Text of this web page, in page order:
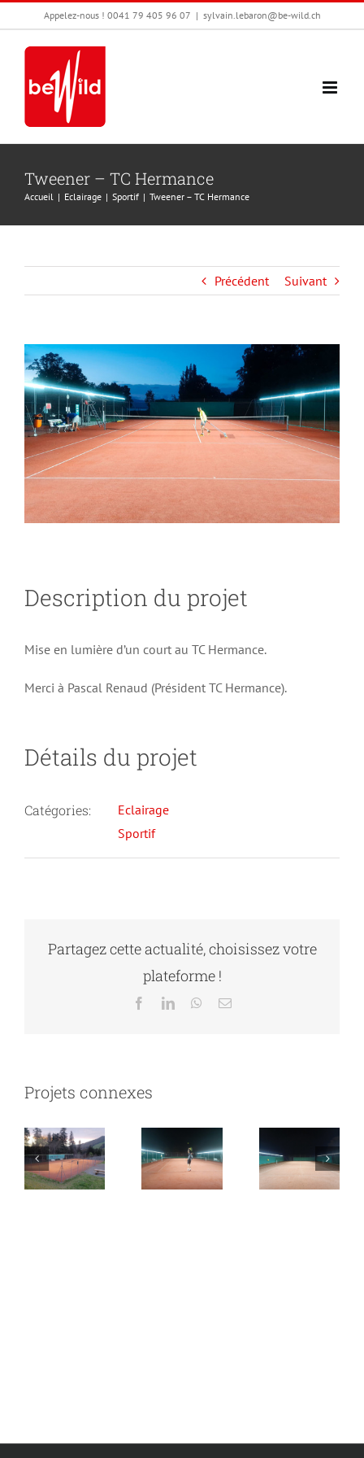
au
contenu
Appelez-nous ! 0041 79 405 96 07 | sylvain.lebaron@be-wild.ch
Tweener – TC Hermance
Accueil Eclairage Sportif Tweener – TC Hermance
Précédent Suivant
View
Larger
Image
Description du projet
Mise en lumière d’un court au TC Hermance.
Merci à Pascal Renaud (Président TC Hermance).
Détails du projet
Catégories:
Eclairage
Sportif
Partagez cette actualité, choisissez votre
plateforme !
FacebookLinkedInWhatsApp
Email
Projets connexes
Paccots
Gingins
Meinier